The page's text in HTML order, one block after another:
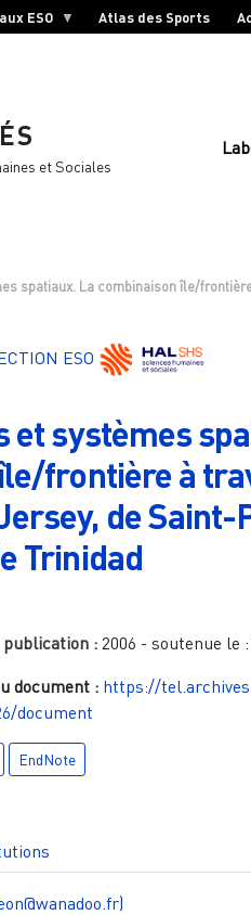
ESO Atlas des Sports
et Sociales
spatiaux. La combinaison île/
ESO
et systèmes
frontière à
de
Trinidad
publication : 2006 - soutenue le :
document : https://
document
EndNote